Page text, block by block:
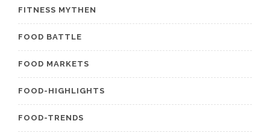
FITNESS MYTHEN
FOOD BATTLE
FOOD MARKETS
FOOD-HIGHLIGHTS
FOOD-TRENDS